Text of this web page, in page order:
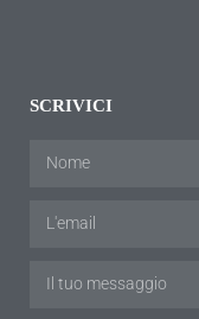
SCRIVICI